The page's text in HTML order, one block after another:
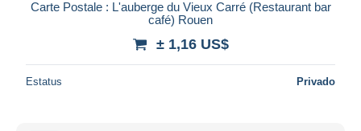
Carte Postale : L'auberge du Vieux Carré (Restaurant bar
café) Rouen
± 1,16 US$
Estatus Privado